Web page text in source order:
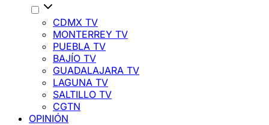
CDMX TV
MONTERREY TV
PUEBLA TV
BAJÍO TV
GUADALAJARA TV
LAGUNA TV
SALTILLO TV
CGTN
OPINIÓN